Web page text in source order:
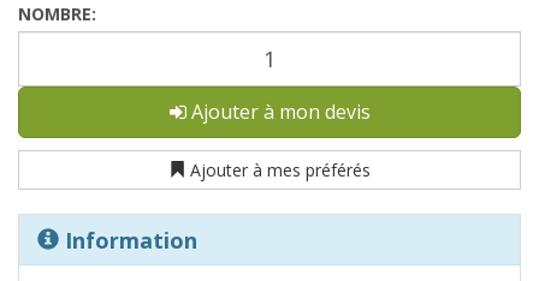
NOMBRE:
Ajouter à mon devis
Ajouter à mes préférés
Information